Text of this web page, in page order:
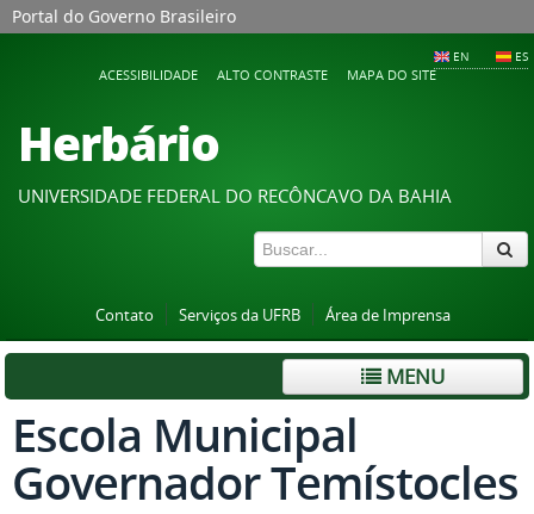
Portal do Governo Brasileiro
EN ES
ACESSIBILIDADE ALTO CONTRASTE MAPA DO SITE
Herbário
UNIVERSIDADE FEDERAL DO RECÔNCAVO DA BAHIA
Contato Serviços da UFRB Área de Imprensa
MENU
Escola Municipal
Governador Temístocles